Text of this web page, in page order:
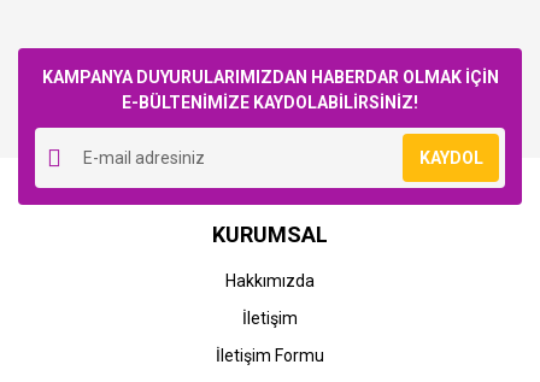
Yorum Yaz
One Yazıcı (5AR83B) (HP
One Yazıcı (3XV18B) (HP
0,00 TL
KAMPANYA DUYURULARIMIZDAN HABERDAR OLMAK İÇİN
E-BÜLTENİMİZE KAYDOLABİLİRSİNİZ!
KAYDOL
KURUMSAL
Hakkımızda
İletişim
İletişim Formu